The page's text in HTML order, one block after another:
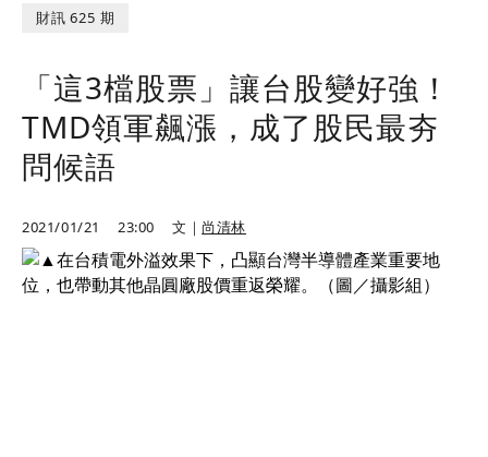
財訊 625 期
「這3檔股票」讓台股變好強！
TMD領軍飆漲，成了股民最夯
問候語
2021/01/21 23:00 文｜尚清林